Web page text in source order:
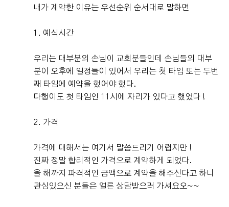
내가 계약한 이유는 우선순위 순서대로 말하면
1. 예식시간
우리는 대부분의 손님이 교회분들인데 손님들의 대부
분이 오후에 일정들이 있어서 우리는 첫 타임 또는 두번
째 타임에 예약을 했어야 했다.
다행이도 첫 타임인 11시에 자리가 있다고 했었다 !
2. 가격
가격에 대해서는 여기서 말씀드리기 어렵지만 !
진짜 정말 합리적인 가격으로 계약하게 되었다.
올 해까지 파격적인 금액으로 계약을 해주신다고 하니
관심있으신 분들은 얼른 상담받으러 가셔요오~~